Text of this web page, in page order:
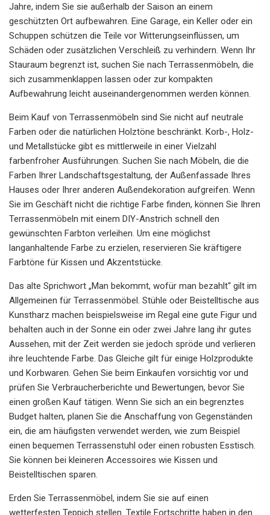
Jahre, indem Sie sie außerhalb der Saison an einem
geschützten Ort aufbewahren. Eine Garage, ein Keller oder ein
Schuppen schützen die Teile vor Witterungseinflüssen, um
Schäden oder zusätzlichen Verschleiß zu verhindern. Wenn Ihr
Stauraum begrenzt ist, suchen Sie nach Terrassenmöbeln, die
sich zusammenklappen lassen oder zur kompakten
Aufbewahrung leicht auseinandergenommen werden können.
Beim Kauf von Terrassenmöbeln sind Sie nicht auf neutrale
Farben oder die natürlichen Holztöne beschränkt. Korb-, Holz-
und Metallstücke gibt es mittlerweile in einer Vielzahl
farbenfroher Ausführungen. Suchen Sie nach Möbeln, die die
Farben Ihrer Landschaftsgestaltung, der Außenfassade Ihres
Hauses oder Ihrer anderen Außendekoration aufgreifen. Wenn
Sie im Geschäft nicht die richtige Farbe finden, können Sie Ihren
Terrassenmöbeln mit einem DIY-Anstrich schnell den
gewünschten Farbton verleihen. Um eine möglichst
langanhaltende Farbe zu erzielen, reservieren Sie kräftigere
Farbtöne für Kissen und Akzentstücke.
Das alte Sprichwort „Man bekommt, wofür man bezahlt“ gilt im
Allgemeinen für Terrassenmöbel. Stühle oder Beistelltische aus
Kunstharz machen beispielsweise im Regal eine gute Figur und
behalten auch in der Sonne ein oder zwei Jahre lang ihr gutes
Aussehen, mit der Zeit werden sie jedoch spröde und verlieren
ihre leuchtende Farbe. Das Gleiche gilt für einige Holzprodukte
und Korbwaren. Gehen Sie beim Einkaufen vorsichtig vor und
prüfen Sie Verbraucherberichte und Bewertungen, bevor Sie
einen großen Kauf tätigen. Wenn Sie sich an ein begrenztes
Budget halten, planen Sie die Anschaffung von Gegenständen
ein, die am häufigsten verwendet werden, wie zum Beispiel
einen bequemen Terrassenstuhl oder einen robusten Esstisch.
Sie können bei kleineren Accessoires wie Kissen und
Beistelltischen sparen.
Erden Sie Terrassenmöbel, indem Sie sie auf einen
wetterfesten Teppich stellen. Textile Fortschritte haben in den